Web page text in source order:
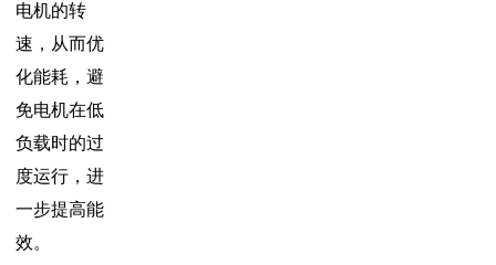
电机的转
速，从而优
化能耗，避
免电机在低
负载时的过
度运行，进
一步提高能
效。